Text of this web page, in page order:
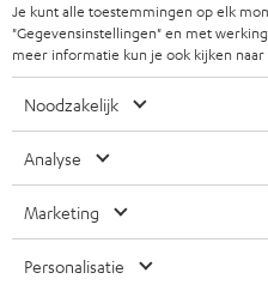
Je kunt alle toestemmingen op elk
"Gegevensinstellingen" en met
meer informatie kun je ook kijken naar
Noodzakelijk
Analyse
Marketing
Personalisatie